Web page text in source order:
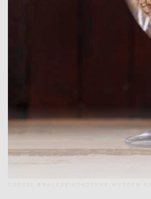
GROSSE BRAUEREIKONZERNE WERDEN